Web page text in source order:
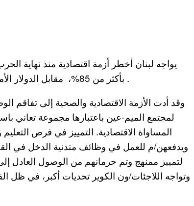
بأكثر من 85%، مقابل الدولار الأمريكي، ويعيش أكثر من نصف السكان تحت خط الفقر .
وقد أدت الأزمة الاقتصادية والصحية إلى تفاقم
لمجتمع الميم-عين باعتبارها مجموعة تعاني
المساواة الاقتصادية. التمييز في فرص
ويدفعهن/م للعمل في وظائف متدنية الدخل في
لتمييز ممنهج وتم حرمانهم من الوصول العادل
وتواجه اللاجئات/ون الكوير تحديات أكبر، في ظل